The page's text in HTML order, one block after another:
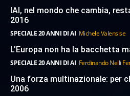
IAI, nel mondo che cambia,
2016
SPECIALE 20 ANNI DI AI Michele Valensise
L’Europa non ha la bacchetta
SPECIALE 20 ANNI DI AI Ferdinando Nelli
Una forza multinazionale: per
2006